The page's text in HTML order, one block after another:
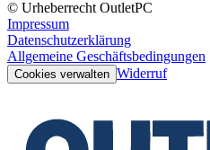
© Urheberrecht OutletPC
Impressum
Datenschutzerklärung
Allgemeine Geschäftsbedingungen
Cookies verwalten Widerruf